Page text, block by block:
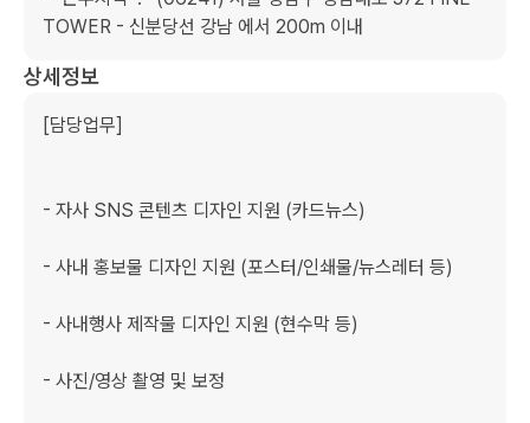
TOWER - 신분당선 강남 에서 200m 이내
상세정보
[담당업무]
- 자사 SNS 콘텐츠 디자인 지원 (카드뉴스)
- 사내 홍보물 디자인 지원 (포스터/인쇄물/뉴스레터 등)
- 사내행사 제작물 디자인 지원 (현수막 등)
- 사진/영상 촬영 및 보정